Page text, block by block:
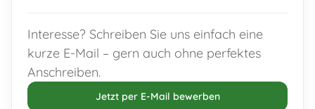
Interesse? Schreiben Sie uns einfach eine
kurze E-Mail – gern auch ohne perfektes
Anschreiben.
Jetzt per E-Mail bewerben